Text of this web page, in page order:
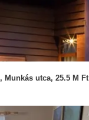
Munkás utca, 25.5 M Ft